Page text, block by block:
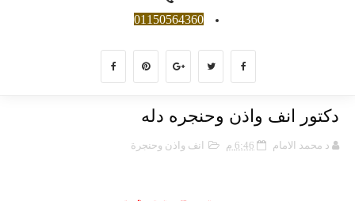
01150564360
دكتور انف واذن وحنجره دله
د محمد الامام 6:46 م انف واذن وحنجرة